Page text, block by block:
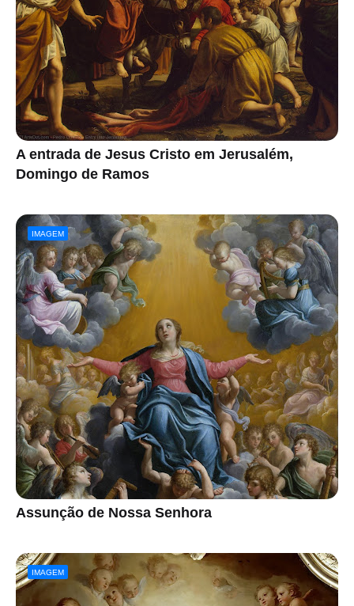
A entrada de Jesus Cristo em Jerusalém,
Domingo de Ramos
IMAGEM
Assunção de Nossa Senhora
IMAGEM